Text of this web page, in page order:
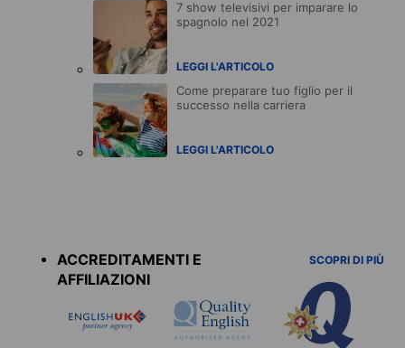
7 show televisivi per imparare lo
spagnolo nel 2021
LEGGI L'ARTICOLO
Come preparare tuo figlio per il
successo nella carriera
LEGGI L'ARTICOLO
ACCREDITAMENTI E
AFFILIAZIONI
SCOPRI DI PIÙ